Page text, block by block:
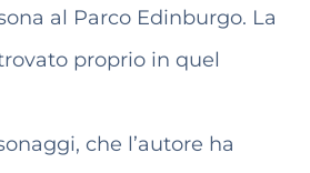
al Parco Edinburgo. La
proprio in quel
che l’autore ha